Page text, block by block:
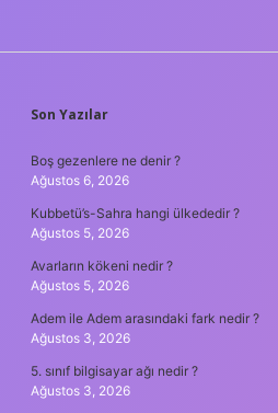
SIDEBAR
Son Yazılar
Boş gezenlere ne denir ?
Ağustos 6, 2026
Kubbetü’s-Sahra hangi ülkededir ?
Ağustos 5, 2026
Avarların kökeni nedir ?
Ağustos 5, 2026
Adem ile Adem arasındaki fark nedir ?
Ağustos 3, 2026
5. sınıf bilgisayar ağı nedir ?
Ağustos 3, 2026